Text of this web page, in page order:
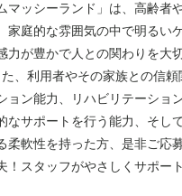
マッシーランド」は、高齢者
家庭的な雰囲気の中で明るい
力が豊かで人との関わりを大
、利用者やその家族との信
ョン能力、リハビリテーショ
なサポートを行う能力、そし
柔軟性を持った方、是非ご応
！スタッフがやさしくサポー